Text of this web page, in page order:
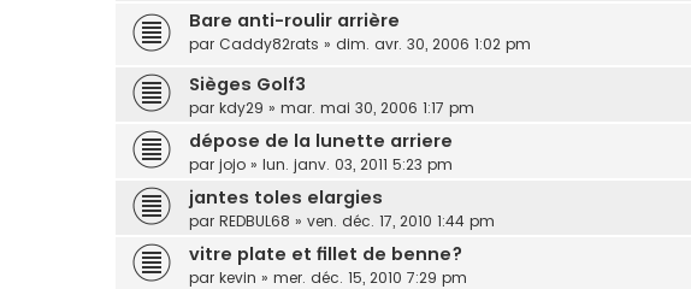
Bare anti-roulir arrière
par Caddy82rats » dim. avr. 30, 2006 1:02 pm
Sièges Golf3
par kdy29 » mar. mai 30, 2006 1:17 pm
dépose de la lunette arriere
par jojo » lun. janv. 03, 2011 5:23 pm
jantes toles elargies
par REDBUL68 » ven. déc. 17, 2010 1:44 pm
vitre plate et fillet de benne?
par kevin » mer. déc. 15, 2010 7:29 pm